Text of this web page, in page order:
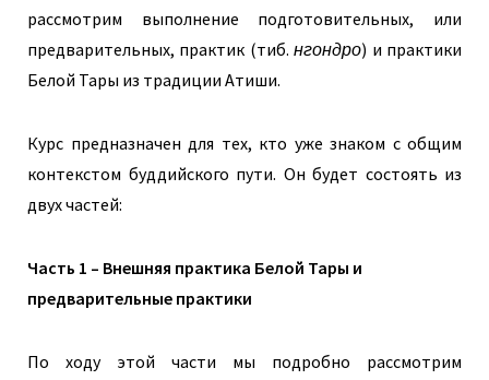
рассмотрим выполнение подготовительных, или
предварительных, практик (тиб.нгондро) и практики
Белой Тары из традиции Атиши.
Курс предназначен для тех, кто уже знаком с общим
контекстом буддийского пути. Он будет состоять из
двух частей:
Часть 1 – Внешняя практика Белой Тары и
предварительные практики
По ходу этой части мы подробно рассмотрим